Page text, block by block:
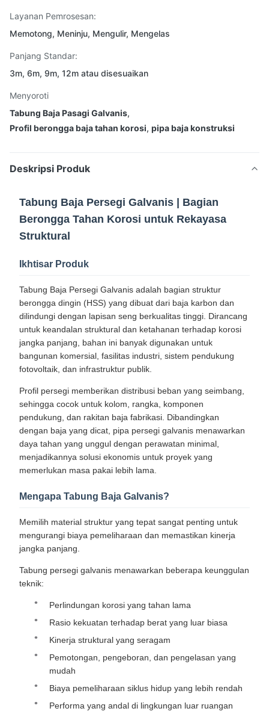
Layanan Pemrosesan:
Memotong, Meninju, Mengulir, Mengelas
Panjang Standar:
3m, 6m, 9m, 12m atau disesuaikan
Menyoroti
Tabung Baja Pasagi Galvanis,
Profil berongga baja tahan korosi, pipa baja konstruksi
Deskripsi Produk
Tabung Baja Persegi Galvanis | Bagian
Berongga Tahan Korosi untuk Rekayasa
Struktural
Ikhtisar Produk
Tabung Baja Persegi Galvanis adalah bagian struktur
berongga dingin (HSS) yang dibuat dari baja karbon dan
dilindungi dengan lapisan seng berkualitas tinggi. Dirancang
untuk keandalan struktural dan ketahanan terhadap korosi
jangka panjang, bahan ini banyak digunakan untuk
bangunan komersial, fasilitas industri, sistem pendukung
fotovoltaik, dan infrastruktur publik.
Profil persegi memberikan distribusi beban yang seimbang,
sehingga cocok untuk kolom, rangka, komponen
pendukung, dan rakitan baja fabrikasi. Dibandingkan
dengan baja yang dicat, pipa persegi galvanis menawarkan
daya tahan yang unggul dengan perawatan minimal,
menjadikannya solusi ekonomis untuk proyek yang
memerlukan masa pakai lebih lama.
Mengapa Tabung Baja Galvanis?
Memilih material struktur yang tepat sangat penting untuk
mengurangi biaya pemeliharaan dan memastikan kinerja
jangka panjang.
Tabung persegi galvanis menawarkan beberapa keunggulan
teknik:
Perlindungan korosi yang tahan lama
Rasio kekuatan terhadap berat yang luar biasa
Kinerja struktural yang seragam
Pemotongan, pengeboran, dan pengelasan yang
mudah
Biaya pemeliharaan siklus hidup yang lebih rendah
Performa yang andal di lingkungan luar ruangan